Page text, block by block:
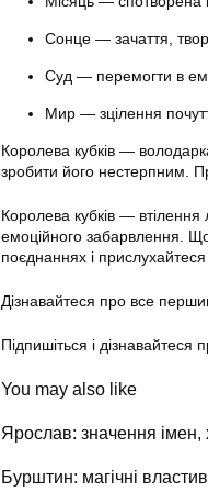
Сонце — зачаття,
Суд — перемогти в
Мир — зцілення
Королева кубків —
зробити його нестерпним.
Королева кубків — втілення
емоційного забарвлення.
поєднаннях і
Дізнавайтеся про все
Підпишіться і дізнавайтеся
You may also like
Ярослав: значення імен,
Бурштин: магічні